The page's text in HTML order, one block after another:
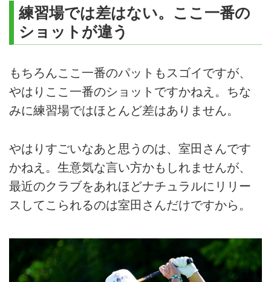
練習場では差はない。ここ一番の
ショットが違う
もちろんここ一番のパットもスゴイですが、
やはりここ一番のショットですかねえ。ちな
みに練習場ではほとんど差はありません。
やはりすごいなあと思うのは、室田さんです
かねえ。生意気な言い方かもしれませんが、
最近のクラブをあれほどナチュラルにリリー
スしてこられるのは室田さんだけですから。